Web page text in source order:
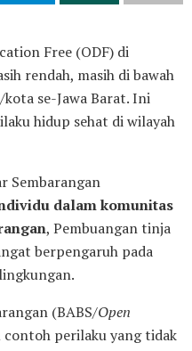
Free (ODF) di
rendah, masih di bawah
se-Jawa Barat. Ini
hidup sehat di wilayah
Sembarangan
dalam komunitas
, Pembuangan tinja
berpengaruh pada
(BABS/Open
contoh perilaku yang tidak